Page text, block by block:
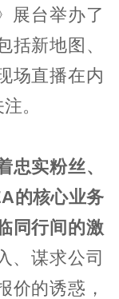
展台举办了
括新地图、
场直播在内
。
忠实粉丝、
的核心业务
同行间的激
谋求公司
价的诱惑，